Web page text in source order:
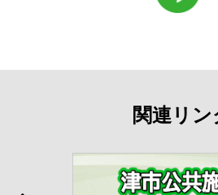
関連リン